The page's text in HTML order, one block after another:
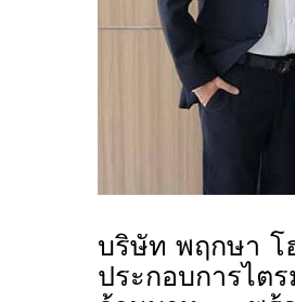
บริษัท พฤกษา
ประกอบการไต